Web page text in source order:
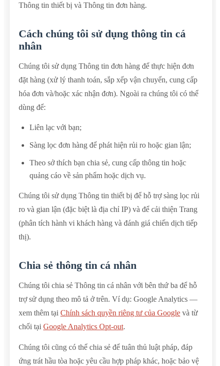
Thông tin thiết bị và Thông tin đơn hàng.
Cách chúng tôi sử dụng thông tin cá
nhân
Chúng tôi sử dụng Thông tin đơn hàng để thực hiện đơn
đặt hàng (xử lý thanh toán, sắp xếp vận chuyển, cung cấp
hóa đơn và/hoặc xác nhận đơn). Ngoài ra chúng tôi có thể
dùng để:
Liên lạc với bạn;
Sàng lọc đơn hàng để phát hiện rủi ro hoặc gian lận;
Theo sở thích bạn chia sẻ, cung cấp thông tin hoặc
quảng cáo về sản phẩm hoặc dịch vụ.
Chúng tôi sử dụng Thông tin thiết bị để hỗ trợ sàng lọc rủi
ro và gian lận (đặc biệt là địa chỉ IP) và để cải thiện Trang
(phân tích hành vi khách hàng và đánh giá chiến dịch tiếp
thị).
Chia sẻ thông tin cá nhân
Chúng tôi chia sẻ Thông tin cá nhân với bên thứ ba để hỗ
trợ sử dụng theo mô tả ở trên. Ví dụ: Google Analytics —
xem thêm tại Chính sách quyền riêng tư của Google và từ
chối tại Google Analytics Opt-out.
Chúng tôi cũng có thể chia sẻ để tuân thủ luật pháp, đáp
ứng trát hầu tòa hoặc yêu cầu hợp pháp khác, hoặc bảo vệ